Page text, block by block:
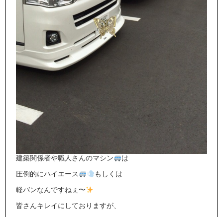
建築関係者や職人さんのマシン
は
圧倒的にハイエース
もしくは
軽バンなんですねぇ〜
皆さんキレイにしておりますが、